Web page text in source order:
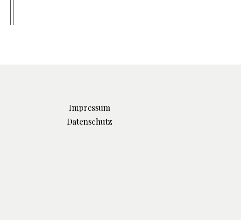
Impressum
Datenschutz